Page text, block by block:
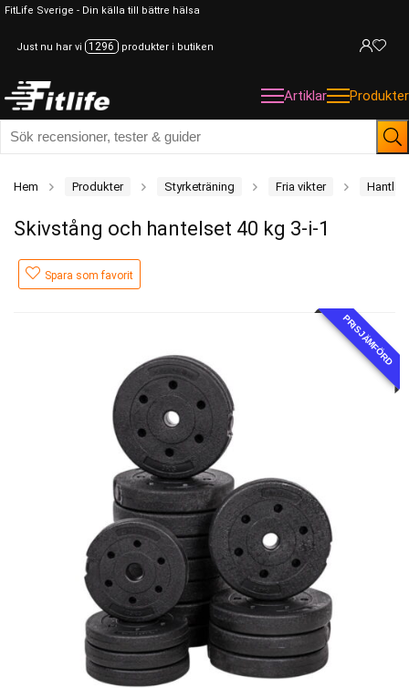
FitLife Sverige - Din källa till bättre hälsa
Just nu har vi 1296 produkter i butiken
Artiklar Produkter
Hem Produkter Styrketräning Fria vikter Hantlar
Skivstång och hantelset 40 kg 3-i-1
Spara som favorit
PRISJÄMFÖRD